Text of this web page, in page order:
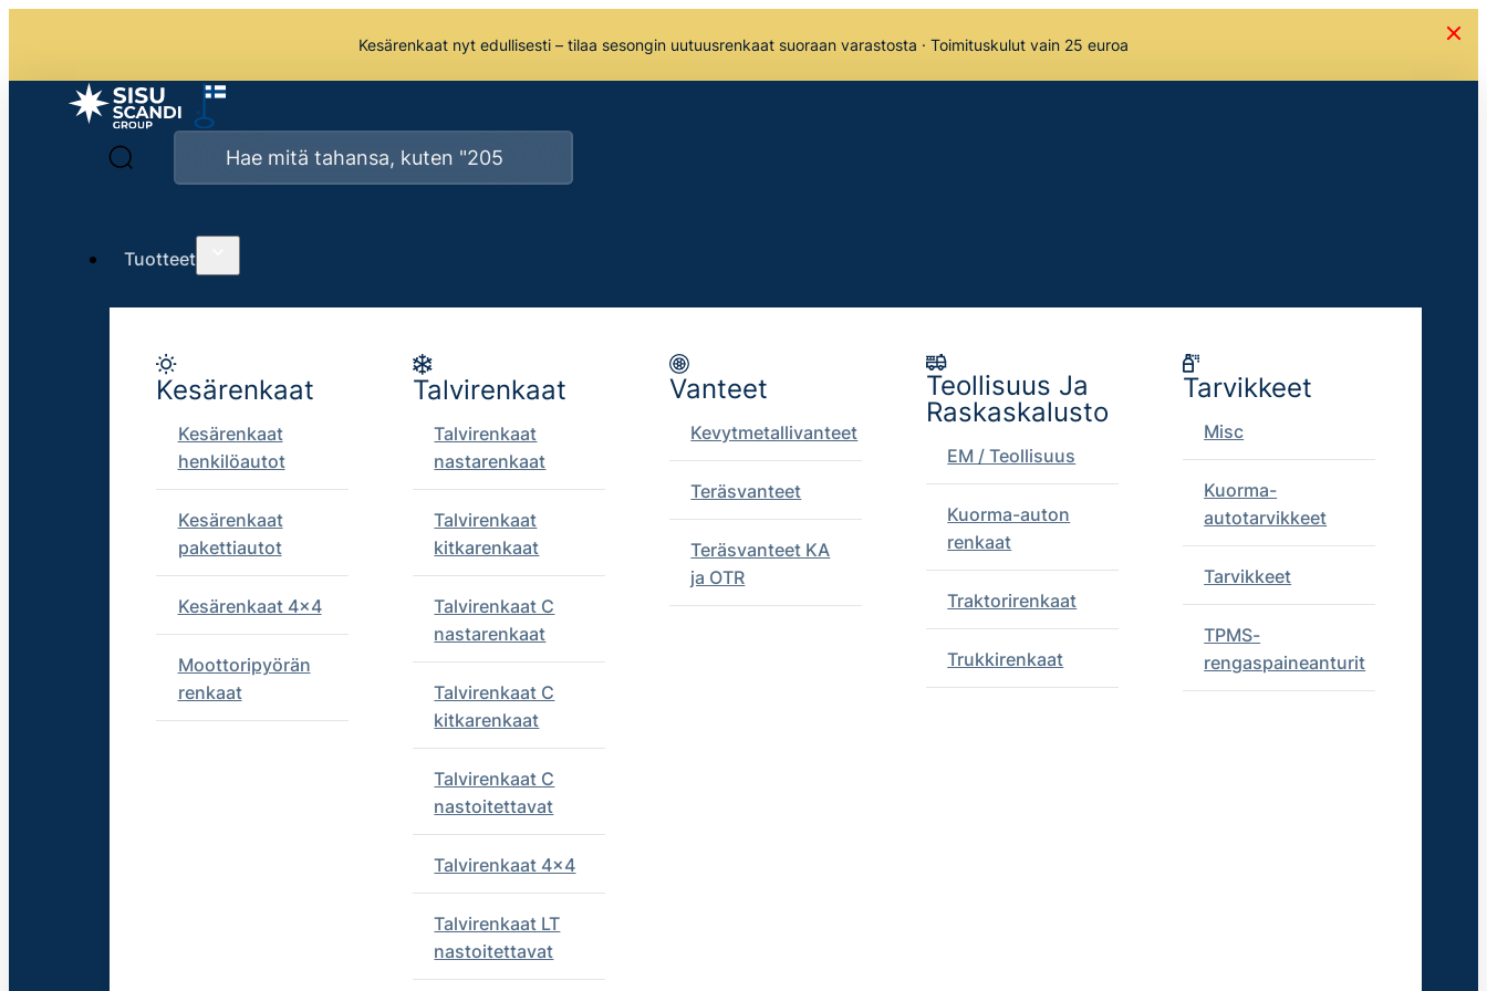
Kesärenkaat nyt edullisesti – tilaa sesongin uutuusrenkaat suoraan varastosta · Toimituskulut vain 25 euroa
Tuotteet
Kesärenkaat
Kesärenkaat
henkilöautot
Kesärenkaat
pakettiautot
Kesärenkaat 4x4
Moottoripyörän
renkaat
Talvirenkaat
Talvirenkaat
nastarenkaat
Talvirenkaat
kitkarenkaat
Talvirenkaat C
nastarenkaat
Talvirenkaat C
kitkarenkaat
Talvirenkaat C
nastoitettavat
Talvirenkaat 4x4
Talvirenkaat LT
nastoitettavat
Vanteet
Kevytmetallivanteet
Teräsvanteet
Teräsvanteet KA
ja OTR
Teollisuus Ja
Raskaskalusto
EM / Teollisuus
Kuorma-auton
renkaat
Traktorirenkaat
Trukkirenkaat
Tarvikkeet
Misc
Kuorma-
autotarvikkeet
Tarvikkeet
TPMS-
rengaspaineanturit